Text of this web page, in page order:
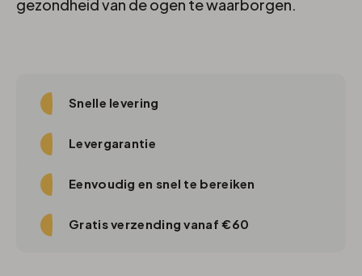
gezondheid van de ogen te waarborgen.
Snelle levering
Levergarantie
Eenvoudig en snel te bereiken
Gratis verzending vanaf €60